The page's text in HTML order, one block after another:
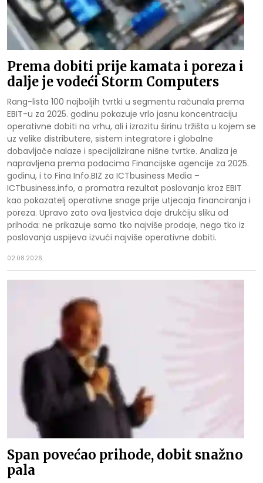
Prema dobiti prije kamata i poreza i
dalje je vodeći Storm Computers
Rang-lista 100 najboljih tvrtki u segmentu računala prema
EBIT-u za 2025. godinu pokazuje vrlo jasnu koncentraciju
operativne dobiti na vrhu, ali i izrazitu širinu tržišta u kojem se
uz velike distributere, sistem integratore i globalne
dobavljače nalaze i specijalizirane nišne tvrtke. Analiza je
napravljena prema podacima Financijske agencije za 2025.
godinu, i to Fina Info.BIZ za ICTbusiness Media –
ICTbusiness.info, a promatra rezultat poslovanja kroz EBIT
kao pokazatelj operativne snage prije utjecaja financiranja i
poreza. Upravo zato ova ljestvica daje drukčiju sliku od
prihoda: ne prikazuje samo tko najviše prodaje, nego tko iz
poslovanja uspijeva izvući najviše operativne dobiti.
02.08.2026.
Span povećao prihode, dobit snažno
pala